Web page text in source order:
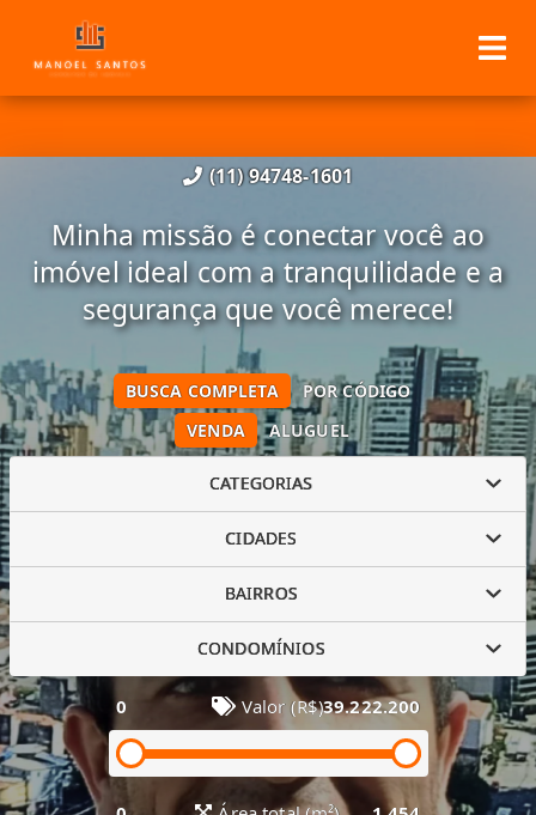
(11) 94748-1601
Minha missão é conectar você ao
imóvel ideal com a tranquilidade e a
segurança que você merece!
VENDA ALUGUEL
BUSCA COMPLETA POR CÓDIGO
CATEGORIAS
CIDADES
BAIRROS
CONDOMÍNIOS
0 Valor (R$)39.222.200